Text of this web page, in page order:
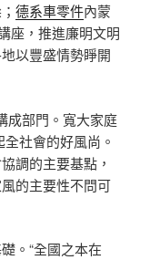
德系車零件內蒙
座，推進廉明文明
以豐盛情勢睜開
成部門。寬大家庭
社會的好風尚。
調的主要基點，
的主要性不問可
。“全國之本在